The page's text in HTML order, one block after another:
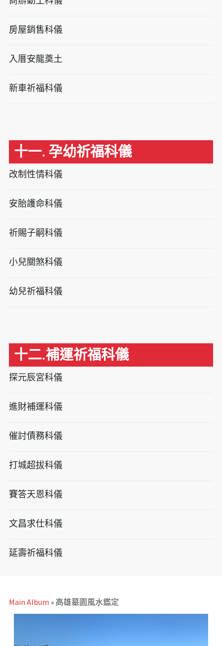
房屋銷售科儀
入厝安龍奠土
新車祈福科儀
十一. 孕幼祈福科儀
改制性情科儀
安胎護命科儀
祈賜子嗣科儀
小兒關煞科儀
幼兒祈福科儀
十二.補運祈福科儀
探元辰宮科儀
進財補運科儀
催討債務科儀
打城超拔科儀
賽答天恩科儀
文昌求仕科儀
延壽祈福科儀
Main Album » 高雄墓園風水鑑定